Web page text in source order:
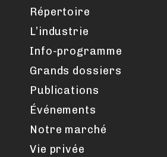
Répertoire
L’industrie
Info-programme
Grands dossiers
Publications
Événements
Notre marché
Vie privée